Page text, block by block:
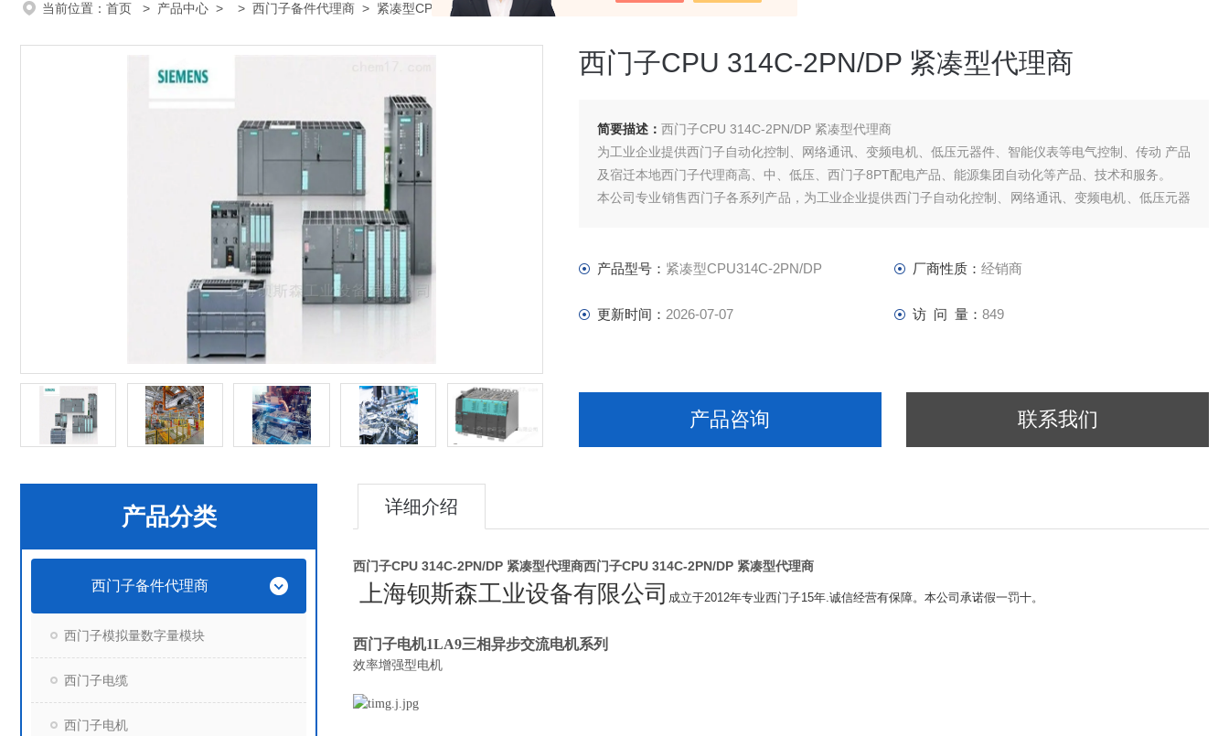
当前位置： 首页 > 产品中心 > > 西门子备件代理商 > 紧凑型CPU314C-2PN/DP西门子CPU 314C-2PN/DP 紧凑型代理商
西门子CPU 314C-2PN/DP 紧凑型代理商
简要描述： 西门子CPU 314C-2PN/DP 紧凑型代理商
为工业企业提供西门子自动化控制、网络通讯、变频电机、低压元器件、智能仪表等电气控制、传动 产品
及宿迁本地西门子代理商高、中、低压、西门子8PT配电产品、能源集团自动化等产品、技术和服务。
本公司专业销售西门子各系列产品，为工业企业提供西门子自动化控制、网络通讯、变频电机、低压元器
产品型号： 紧凑型CPU314C-2PN/DP 厂商性质： 经销商
更新时间： 2026-07-07 访 问 量： 849
产品咨询 联系我们
产品分类
西门子备件代理商
西门子模拟量数字量模块
西门子电缆
西门子电机
详细介绍
西门子CPU 314C-2PN/DP 紧凑型代理商西门子CPU 314C-2PN/DP 紧凑型代理商
上海钡斯森工业设备有限公司 成立于2012年专业西门子15年.诚信经营有保障。本公司承诺假一罚十。
西门子电机1LA9三相异步交流电机系列
效率增强型电机